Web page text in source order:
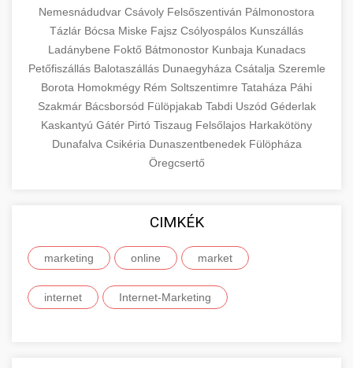
Nemesnádudvar Csávoly Felsőszentiván Pálmonostora
Tázlár Bócsa Miske Fajsz Csólyospálos Kunszállás
Ladánybene Foktő Bátmonostor Kunbaja Kunadacs
Petőfiszállás Balotaszállás Dunaegyháza Csátalja Szeremle
Borota Homokmégy Rém Soltszentimre Tataháza Páhi
Szakmár Bácsborsód Fülöpjakab Tabdi Uszód Géderlak
Kaskantyú Gátér Pirtó Tiszaug Felsőlajos Harkakötöny
Dunafalva Csikéria Dunaszentbenedek Fülöpháza
Öregcsertő
CIMKÉK
marketing online market
internet Internet-Marketing